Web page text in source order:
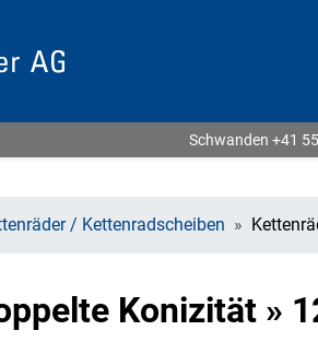
Schwanden +41
/ Kettenradscheiben
Konizität »